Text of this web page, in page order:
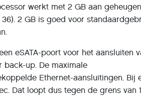
werkt met 2 GB aan
2 GB is goed voor
eSATA-poort voor het aansluiten
back-up. De maximale
Ethernet-aansluitingen. Bij
Dat loopt dus tegen de grens van